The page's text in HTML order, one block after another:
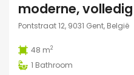
moderne,
Pontstraat 12, 9031 Gent, België
48 m2
1 Bathroom